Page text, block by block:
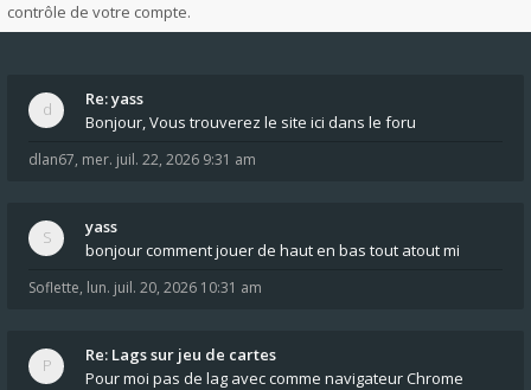
contrôle de votre compte.
Re: yass
Bonjour, Vous trouverez le site ici dans le foru
dlan67, mer. juil. 22, 2026 9:31 am
yass
bonjour comment jouer de haut en bas tout atout mi
Soflette, lun. juil. 20, 2026 10:31 am
Re: Lags sur jeu de cartes
Pour moi pas de lag avec comme navigateur Chrome